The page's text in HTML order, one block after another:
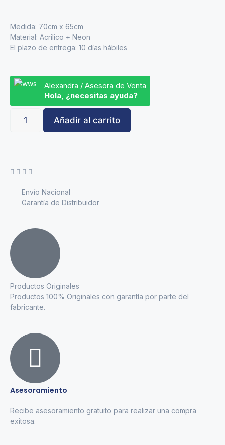
Medida: 70cm x 65cm
Material: Acrilico + Neon
El plazo de entrega: 10 días hábiles
Alexandra / Asesora de Venta
Hola, ¿necesitas ayuda?
Añadir al carrito
Envío Nacional
Garantía de Distribuidor
Productos Originales
Productos 100% Originales con garantía por parte del
fabricante.
Asesoramiento
Recibe asesoramiento gratuito para realizar una compra
exitosa.